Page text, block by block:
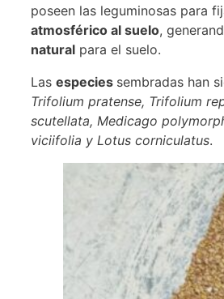
poseen las leguminosas para
atmosférico al suelo,
natural para el suelo.
Las especies sembradas han
Trifolium pratense, Trifolium
scutellata, Medicago
viciifolia y Lotus corniculatus.